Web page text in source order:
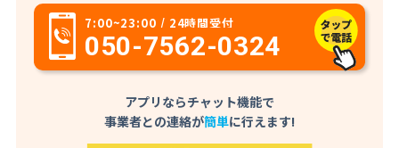
050-7562-0324
7:00~23:00 / 24時間受付
アプリならチャット機能で
事業者との連絡が簡単に行えます!